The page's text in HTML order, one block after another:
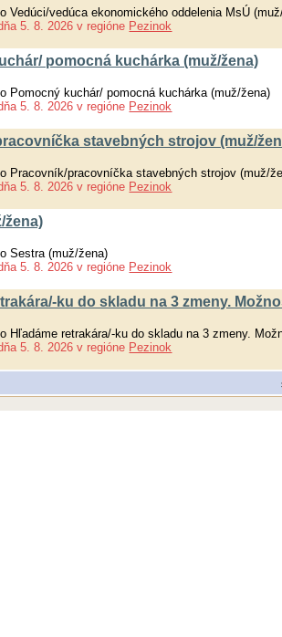
Vedúci/vedúca ekonomického oddelenia MsÚ
5. 8. 2026 v regióne Pezinok
pomocná kuchárka (muž/žena)
Pomocný kuchár/ pomocná kuchárka (muž/žena)
5. 8. 2026 v regióne Pezinok
stavebných strojov (muž/
Pracovník/pracovníčka stavebných strojov (muž/
5. 8. 2026 v regióne Pezinok
žena)
Sestra (muž/žena)
5. 8. 2026 v regióne Pezinok
ku do skladu na 3 zmeny.
Hľadáme retrakára/-ku do skladu na 3 zmeny.
5. 8. 2026 v regióne Pezinok